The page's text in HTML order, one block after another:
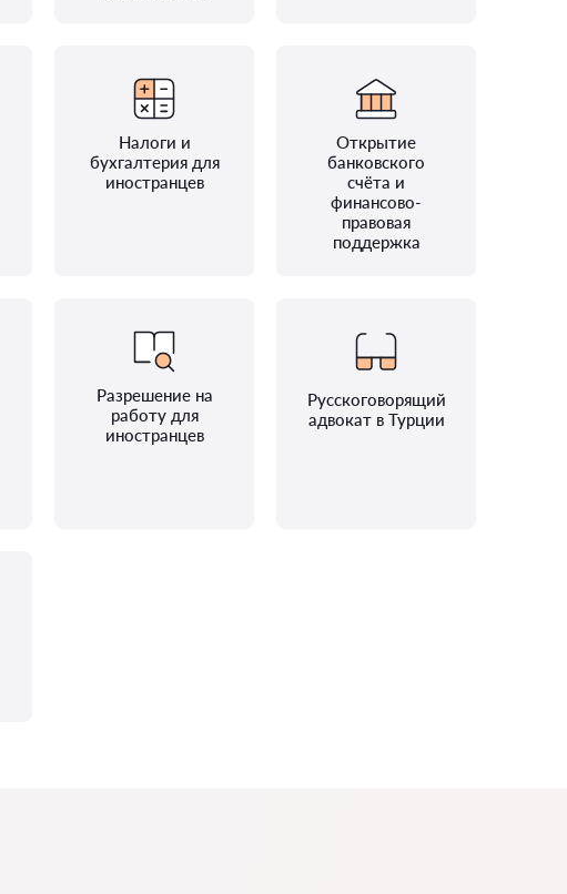
Налоги и
бухгалтерия для
иностранцев
Открытие
банковского
счёта и
финансово-
правовая
поддержка
Разрешение на
работу для
иностранцев
Русскоговорящий
адвокат в Турции